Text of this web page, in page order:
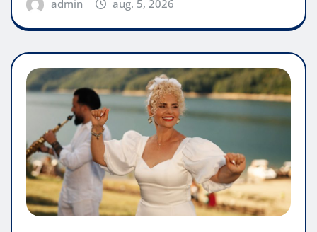
admin aug. 5, 2026